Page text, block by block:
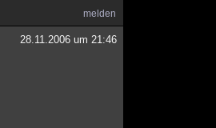
melden
28.11.2006 um 21:46